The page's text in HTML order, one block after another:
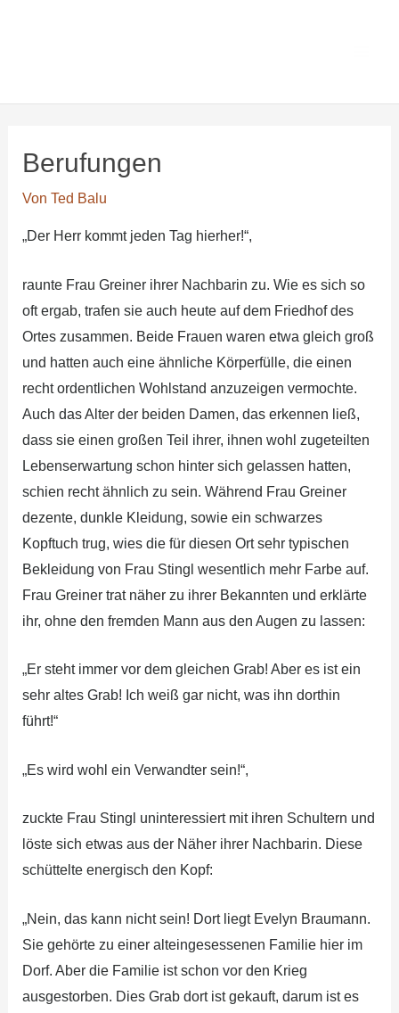
Berufun­gen
Von Ted Balu
„Der Herr kommt jeden Tag hierher!“,
raunte Frau Greiner ihrer Nachbarin zu. Wie es sich so
oft ergab, trafen sie auch heute auf dem Friedhof des
Ortes zusammen. Beide Frauen waren etwa gleich groß
und hatten auch eine ähnliche Körperfülle, die einen
recht ordentlichen Wohlstand anzuzeigen vermochte.
Auch das Alter der beiden Damen, das erkennen ließ,
dass sie einen großen Teil ihrer, ihnen wohl zugeteilten
Lebenserwartung schon hinter sich gelassen hatten,
schien recht ähnlich zu sein. Während Frau Greiner
dezente, dunkle Kleidung, sowie ein schwarzes
Kopftuch trug, wies die für diesen Ort sehr typischen
Bekleidung von Frau Stingl wesentlich mehr Farbe auf.
Frau Greiner trat näher zu ihrer Bekannten und erklärte
ihr, ohne den fremden Mann aus den Augen zu lassen:
„Er steht immer vor dem gleichen Grab! Aber es ist ein
sehr altes Grab! Ich weiß gar nicht, was ihn dorthin
führt!“
„Es wird wohl ein Verwandter sein!“,
zuckte Frau Stingl uninteressiert mit ihren Schultern und
löste sich etwas aus der Näher ihrer Nachbarin. Diese
schüttelte energisch den Kopf:
„Nein, das kann nicht sein! Dort liegt Evelyn Braumann.
Sie gehörte zu einer alteingesessenen Familie hier im
Dorf. Aber die Familie ist schon vor den Krieg
ausgestorben. Dies Grab dort ist gekauft, darum ist es